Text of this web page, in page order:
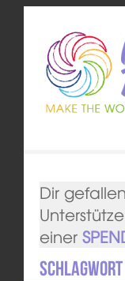
Dir
einer
Schlagwort